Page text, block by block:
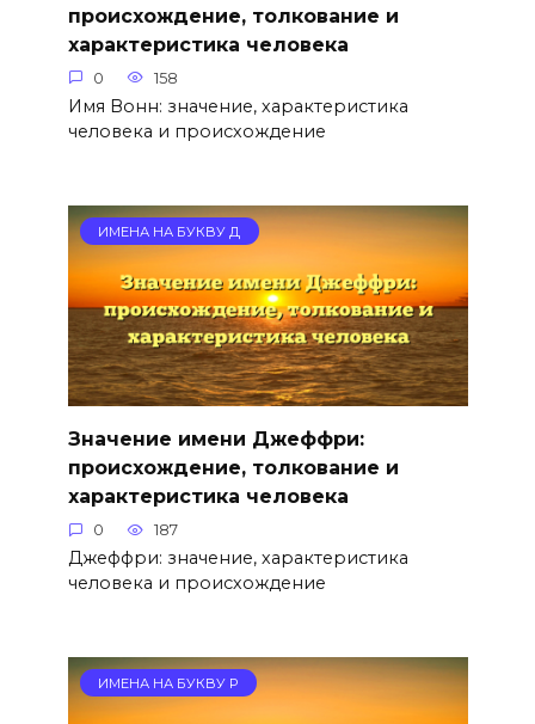
происхождение, толкование и
характеристика человека
0 158
Имя Вонн: значение, характеристика
человека и происхождение
ИМЕНА НА БУКВУ Д
Значение имени Джеффри:
происхождение, толкование и
характеристика человека
0 187
Джеффри: значение, характеристика
человека и происхождение
ИМЕНА НА БУКВУ Р